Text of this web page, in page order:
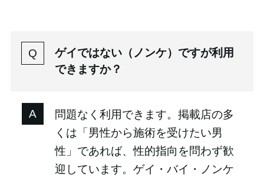
ゲイではない（ノンケ）ですが利用
できますか？
問題なく利用できます。掲載店の多
くは「男性から施術を受けたい男
性」であれば、性的指向を問わず歓
迎しています。ゲイ・バイ・ノンケ